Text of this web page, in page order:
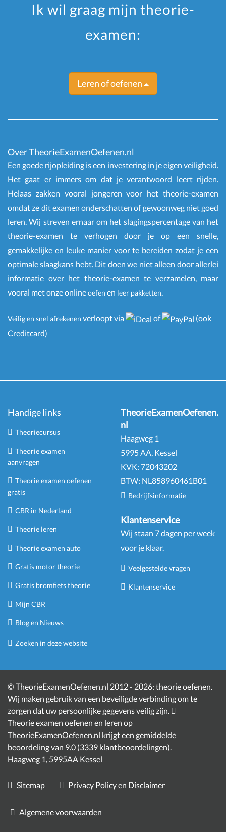
Ik wil graag mijn theorie-
examen:
Leren of oefenen
Over TheorieExamenOefenen.nl
Een goede rijopleiding is een investering in je eigen veiligheid.
Het gaat er immers om dat je verantwoord leert rijden.
Helaas zakken vooral jongeren voor het theorie-examen
omdat ze dit examen onderschatten of gewoonweg niet goed
leren. Wij streven ernaar om het slagingspercentage van het
theorie-examen te verhogen door je op een snelle,
gemakkelijke en leuke manier voor te bereiden zodat je een
optimale slaagkans hebt. Dit doen we niet alleen door allerlei
informatie over het theorie-examen te verzamelen, maar
vooral met onze onlineoefen en leer pakketten.
Veilig en snel afrekenen verloopt via of
(ook
Creditcard)
Handige links
Theoriecursus
Theorie examen
aanvragen
Theorie examen oefenen
gratis
CBR in Nederland
Theorie leren
Theorie examen auto
Gratis motor theorie
Gratis bromfiets theorie
Mijn CBR
Blog en Nieuws
Zoeken in deze website
TheorieExamenOefenen.
nl
Haagweg 1
5995 AA, Kessel
KVK: 72043202
BTW: NL858960461B01
Bedrijfsinformatie
Klantenservice
Wij staan 7 dagen per week
voor je klaar.
Veelgestelde vragen
Klantenservice
©TheorieExamenOefenen.nl 2012 - 2026: theorie oefenen.
Wij maken gebruik van een beveiligde verbinding om te
zorgen dat uw persoonlijke gegevens veilig zijn.
Theorie examen oefenen en leren op
TheorieExamenOefenen.nl krijgt een gemiddelde
beoordeling van 9.0 (3339 klantbeoordelingen).
Haagweg 1, 5995AA Kessel
Sitemap Privacy Policy en Disclaimer
Algemene voorwaarden